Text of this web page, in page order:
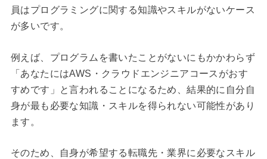
員はプログラミングに関する知識やスキルがないケース
が多いです。
例えば、プログラムを書いたことがないにもかかわらず
「あなたにはAWS・クラウドエンジニアコースがおす
すめです」と言われることになるため、結果的に自分自
身が最も必要な知識・スキルを得られない可能性があり
ます。
そのため、自身が希望する転職先・業界に必要なスキル